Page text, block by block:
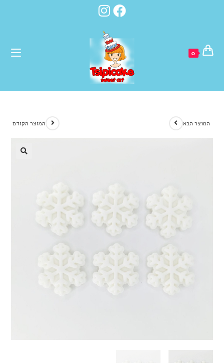
0
המוצר הקודם המוצר הבא